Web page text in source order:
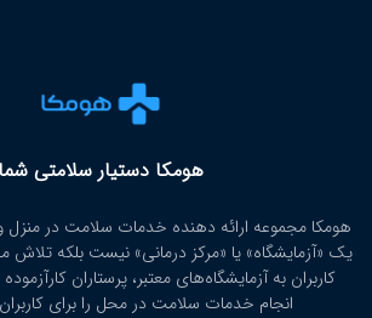
هومکا دستیار سلامتی شما
هومکا مجموعه ارائه‌ دهنده خدمات سلامت در
یک «آزمایشگاه» یا «مرکز درمانی» نیست بلکه تلاش
کاربران به آزمایشگاه‌های معتبر، پرستاران
انجام خدمات سلامت در محل را برای